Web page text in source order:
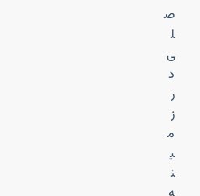
ص
ل
ی
د
ر
ز
م
ی
ن